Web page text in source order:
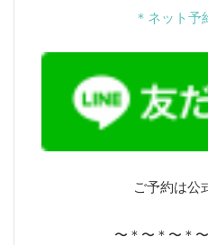
＊ネット予
ご予約は公
〜＊〜＊〜＊